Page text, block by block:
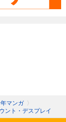
マンガ 〉
ント・デスプレイ